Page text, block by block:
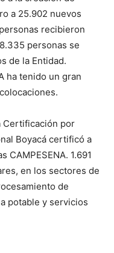
a 25.902 nuevos
recibieron
personas se
de la Entidad.
ha tenido un gran
Certificación por
Boyacá certificó a
CAMPESENA. 1.691
en los sectores de
de
potable y servicios